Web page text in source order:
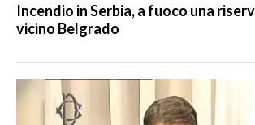
Incendio in Serbia, a fuoco una
vicino Belgrado